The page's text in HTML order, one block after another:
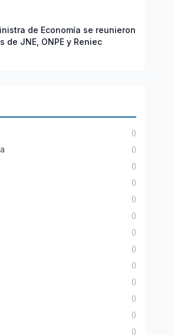
de Economía se reunieron
de JNE, ONPE y Reniec
()
()
()
()
()
()
()
()
()
()
()
()
()